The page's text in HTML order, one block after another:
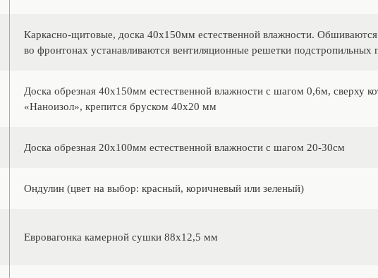
Каркасно-щитовые, доска 40х150мм естественной влажности.
во фронтонах устанавливаются вентиляционные решетки подстропильных
Доска обрезная 40х150мм естественной влажности с шагом 0,6м, сверху
«Наноизол», крепится бруском 40х20 мм
Доска обрезная 20х100мм естественной влажности с шагом 20-30см
Ондулин (цвет на выбор: красный, коричневый или зеленый)
Евровагонка камерной сушки 88х12,5 мм